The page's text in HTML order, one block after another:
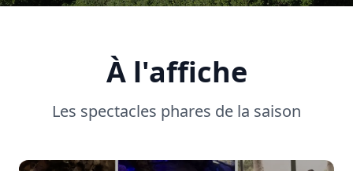
À l'affiche
Les spectacles phares de la saison